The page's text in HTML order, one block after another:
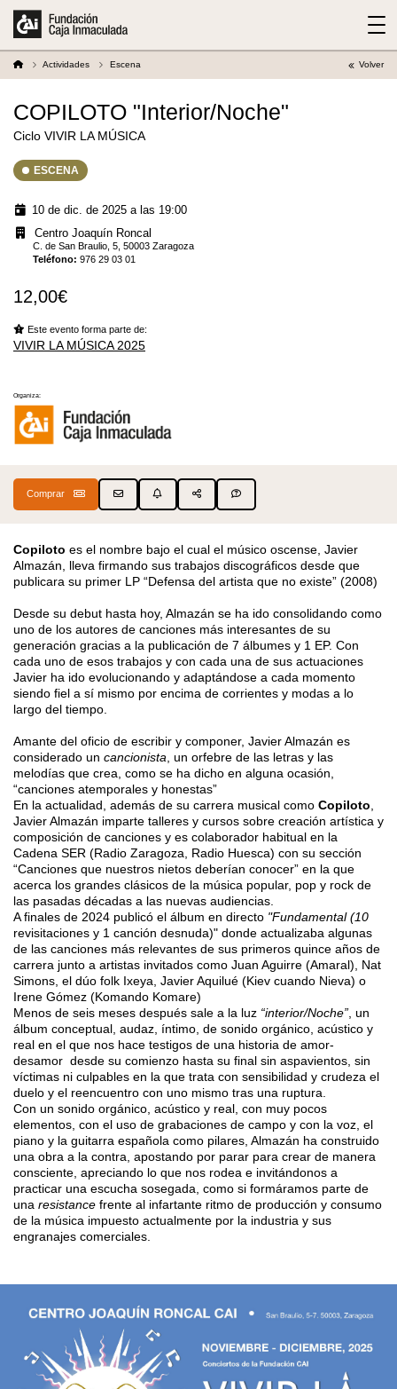
Actividades Escena Volver
COPILOTO "Interior/Noche"
Ciclo VIVIR LA MÚSICA
ESCENA
10 de dic. de 2025 a las 19:00
Centro Joaquín Roncal
C. de San Braulio, 5, 50003 Zaragoza
Teléfono:976 29 03 01
12,00€
Este evento forma parte de:
VIVIR LA MÚSICA 2025
Organiza:
Comprar
Copiloto es el nombre bajo el cual el músico oscense, Javier
Almazán, lleva firmando sus trabajos discográficos desde que
publicara su primer LP “Defensa del artista que no existe” (2008)
Desde su debut hasta hoy, Almazán se ha ido consolidando como
uno de los autores de canciones más interesantes de su
generación gracias a la publicación de 7 álbumes y 1 EP. Con
cada uno de esos trabajos y con cada una de sus actuaciones
Javier ha ido evolucionando y adaptándose a cada momento
siendo fiel a sí mismo por encima de corrientes y modas a lo
largo del tiempo.
Amante del oficio de escribir y componer, Javier Almazán es
considerado un cancionista , un orfebre de las letras y las
melodías que crea, como se ha dicho en alguna ocasión,
“canciones atemporales y honestas”
En la actualidad, además de su carrera musical como Copiloto
Javier Almazán imparte talleres y cursos sobre creación artística y
composición de canciones y es colaborador habitual en la
Cadena SER (Radio Zaragoza, Radio Huesca) con su sección
“Canciones que nuestros nietos deberían conocer” en la que
acerca los grandes clásicos de la música popular, pop y rock de
las pasadas décadas a las nuevas audiencias.
A finales de 2024 publicó el álbum en directo "Fundamental (10
revisitaciones y 1 canción desnuda)" donde actualizaba algunas
de las canciones más relevantes de sus primeros quince años de
carrera junto a artistas invitados como Juan Aguirre (Amaral), Nat
Simons, el dúo folk Ixeya , JavierAquilué (Kiev cuando Nieva) o
Irene Gómez (Komando Komare)
Menos de seis meses después sale a la luz “interior/Noche” , un
álbum conceptual, audaz, íntimo, de sonido orgánico, acústico y
real en el que nos hace testigos de una historia de amor-
desamor desde su comienzo hasta su final sin aspavientos, sin
víctimas ni culpables en la que trata con sensibilidad y crudeza el
duelo y el reencuentro con uno mismo tras una ruptura.
Con un sonido orgánico, acústico y real, con muy pocos
elementos, con el uso de grabaciones de campo y con la voz, el
piano y la guitarra española como pilares, Almazán ha construido
una obra a la contra, apostando por parar para crear de manera
consciente, apreciando lo que nos rodea e invitándonos a
practicar una escucha sosegada, como si formáramos parte de
una resistance frente al infartante ritmo de producción y consumo
de la música impuesto actualmente por la industria y sus
engranajes comerciales.